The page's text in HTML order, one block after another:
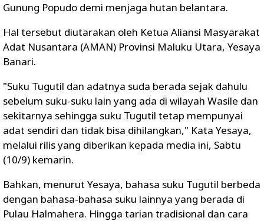
Gunung Popudo demi menjaga hutan belantara.
Hal tersebut diutarakan oleh Ketua Aliansi Masyarakat
Adat Nusantara (AMAN) Provinsi Maluku Utara, Yesaya
Banari.
"Suku Tugutil dan adatnya suda berada sejak dahulu
sebelum suku-suku lain yang ada di wilayah Wasile dan
sekitarnya sehingga suku Tugutil tetap mempunyai
adat sendiri dan tidak bisa dihilangkan," Kata Yesaya,
melalui rilis yang diberikan kepada media ini, Sabtu
(10/9) kemarin.
Bahkan, menurut Yesaya, bahasa suku Tugutil berbeda
dengan bahasa-bahasa suku lainnya yang berada di
Pulau Halmahera. Hingga tarian tradisional dan cara